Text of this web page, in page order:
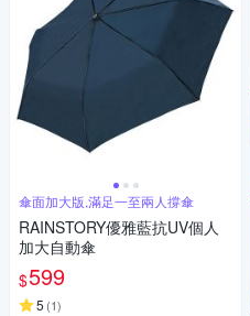
傘面加大版,滿足一至兩人撐傘
RAINSTORY優雅藍抗UV個人
加大自動傘
$599
5 (1)